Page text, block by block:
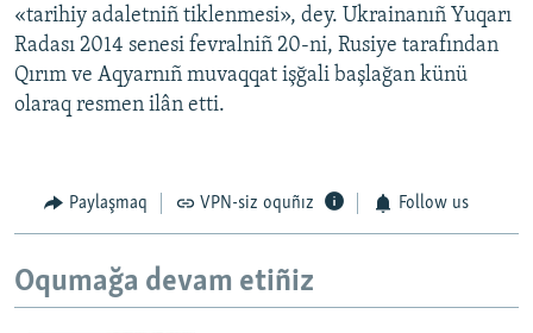
«tarihiy adaletniñ tiklenmesi», dey. Ukrainanıñ Yuqarı
Radası 2014 senesi fevralniñ 20-ni, Rusiye tarafından
Qırım ve Aqyarnıñ muvaqqat işğali başlağan künü
olaraq resmen ilân etti.
Paylaşmaq VPN-siz oquñız Follow us
Oqumağa devam etiñiz